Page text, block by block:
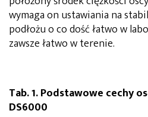
wymaga on ustawiania na
podłożu o co dość łatwo w
zawsze łatwo w terenie.
Tab. 1. Podstawowe cechy
DS6000